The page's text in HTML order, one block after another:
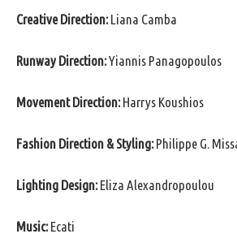
Creative Direction:Liana Camba
Runway Direction:Yiannis Panagopoulos
Movement Direction:Harrys Koushios
Fashion Direction & Styling:Philippe G.
Lighting Design:Eliza Alexandropoulou
Music:Ecati